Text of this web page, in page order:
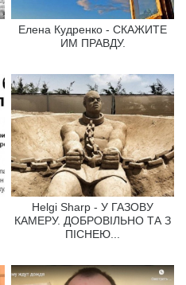
Елена Кудренко - СКАЖИТЕ
ИМ ПРАВДУ.
Helgi Sharp - У ГАЗОВУ
КАМЕРУ. ДОБРОВІЛЬНО ТА З
ПІСНЕЮ...